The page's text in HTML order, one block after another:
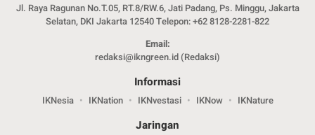
Jl. Raya Ragunan No.T.05, RT.8/RW.6, Jati Padang, Ps. Minggu, Jakarta
Selatan, DKI Jakarta 12540 Telepon: +62 8128-2281-822
Email:
redaksi@ikngreen.id(Redaksi)
Informasi
IKNesia IKNation IKNvestasi IKNow IKNature
Jaringan